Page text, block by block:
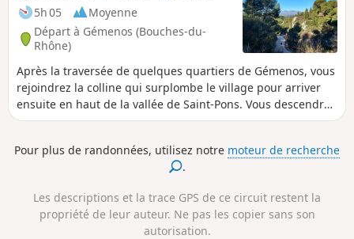
5h 05
Moyenne
Départ à Gémenos (Bouches-du-
Rhône)
Après la traversée de quelques quartiers de Gémenos, vous
rejoindrez la colline qui surplombe le village pour arriver
ensuite en haut de la vallée de Saint-Pons. Vous descendrez
la vallée le long du Fauge et pourrez faire un crochet pour
ensuite tout le parc de Saint-Pons jusqu'à rejoindre la route.
Le retour traversera le parking en terre battue puis suivra la
Gémenos qui offre une belle vue sur Aubagne et la Penne-
sur-Huveaune d'un côté, et Gémenos et le Garlaban de
Pour plus de randonnées, utilisez notre moteur de recherche
.
Les descriptions et la trace GPS de ce circuit restent la
propriété de leur auteur. Ne pas les copier sans son
autorisation.